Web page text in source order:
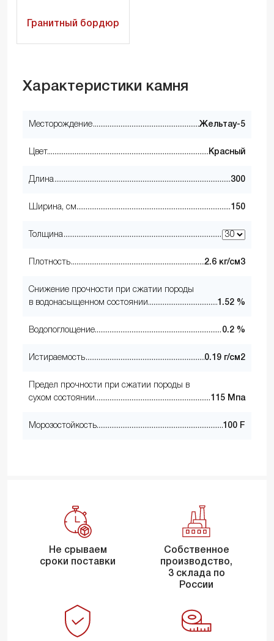
Гранитный бордюр
Характеристики камня
Месторождение Жельтау-5
Цвет Красный
Длина 300
Ширина, см 150
Толщина
Плотность 2.6 кг/см3
Снижение прочности при сжатии породы
в водонасыщенном состоянии
1.52 %
Водопоглощение 0.2 %
Истираемость 0.19 г/см2
Предел прочности при сжатии породы в
сухом состоянии
115 Мпа
Морозостойкость 100 F
Не срываем
сроки поставки
Собственное
производство,
3 склада по
России